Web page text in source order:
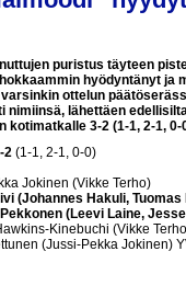
puristus täyteen
hyödyntänyt ja
ottelun
nimiinsä, lähettäen
kotimatkalle 3-2 (1-1, 2-1,
2 (1-1, 2-1, 0-0)
Jokinen (Vikke Terho)
(Johannes Hakuli, Tuomas
(Leevi Laine,
Kinebuchi (Vikke
(Jussi-Pekka Jokinen)